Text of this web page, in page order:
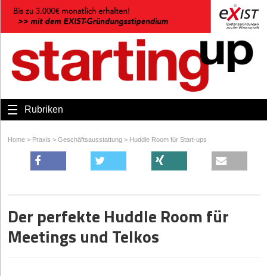
Rubriken
Home > Praxis > Geschäftsausstattung > Huddle Room für Start-ups
Der perfekte Huddle Room für
Meetings und Telkos